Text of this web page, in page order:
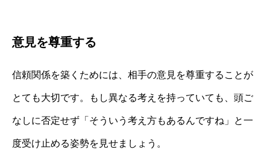
意見を尊重する
信頼関係を築くためには、相手の意見を尊重することが
とても大切です。もし異なる考えを持っていても、頭ご
なしに否定せず「そういう考え方もあるんですね」と一
度受け止める姿勢を見せましょう。